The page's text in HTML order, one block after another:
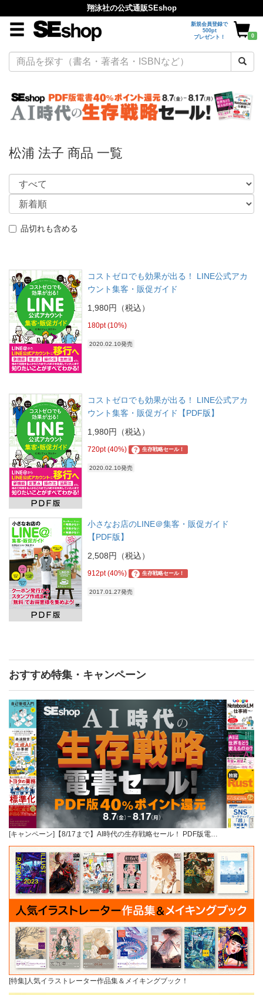
翔泳社の公式通販SEshop
新規会員登録で
500pt
プレゼント！
0
松浦 法子 商品 一覧
品切れも含める
コストゼロでも効果が出る！ LINE公式アカ
ウント集客・販促ガイド
1,980円（税込）
180pt (10%)
2020.02.10発売
コストゼロでも効果が出る！ LINE公式アカ
ウント集客・販促ガイド【PDF版】
1,980円（税込）
720pt (40%) ? 生存戦略セール！
2020.02.10発売
小さなお店のLINE＠集客・販促ガイド
【PDF版】
2,508円（税込）
912pt (40%) ? 生存戦略セール！
2017.01.27発売
おすすめ特集・キャンペーン
[キャンペーン]【8/17まで】AI時代の生存戦略セール！ PDF版電…
[特集]人気イラストレーター作品集＆メイキングブック！